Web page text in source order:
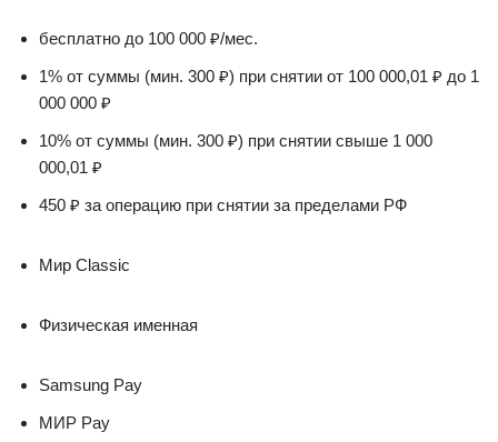
бесплатно до 100 000 ₽/мес.
1% от суммы (мин. 300 ₽) при снятии от 100 000,01 ₽ до 1
000 000 ₽
10% от суммы (мин. 300 ₽) при снятии свыше 1 000
000,01 ₽
450 ₽ за операцию при снятии за пределами РФ
Мир Classic
Физическая именная
Samsung Pay
МИР Pay